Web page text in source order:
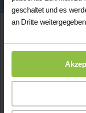
geschaltet und es
an Dritte
Dina-Marie
Wohnort:
Deutsch
zeitlich flexibel / Sa &